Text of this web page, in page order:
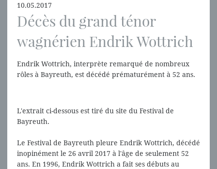
10.05.2017
Décès du grand ténor
wagnérien Endrik Wottrich
Endrik Wottrich, interprète remarqué de nombreux
rôles à Bayreuth, est décédé prématurément à 52 ans.
L'extrait ci-dessous est tiré du site du Festival de
Bayreuth.
Le Festival de Bayreuth pleure Endrik Wottrich, décédé
inopinément le 26 avril 2017 à l'âge de seulement 52
ans. En 1996, Endrik Wottrich a fait ses débuts au